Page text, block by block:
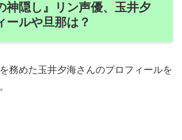
神隠し』リン声優、玉井夕
ールや旦那は？
務めた玉井夕海さんのプロフィールを